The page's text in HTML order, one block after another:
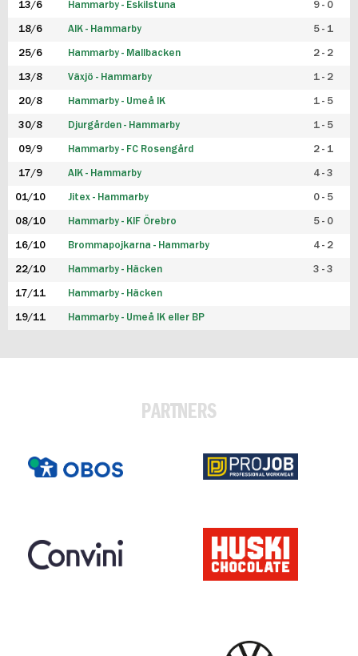
13/6 Hammarby - Eskilstuna 9 - 0
18/6 AIK - Hammarby 5 - 1
25/6 Hammarby - Mallbacken 2 - 2
13/8 Växjö - Hammarby 1 - 2
20/8 Hammarby - Umeå IK 1 - 5
30/8 Djurgården - Hammarby 1 - 5
09/9 Hammarby - FC Rosengård 2 - 1
17/9 AIK - Hammarby 4 - 3
01/10 Jitex - Hammarby 0 - 5
08/10 Hammarby - KIF Örebro 5 - 0
16/10 Brommapojkarna - Hammarby 4 - 2
22/10 Hammarby - Häcken 3 - 3
17/11 Hammarby - Häcken
19/11 Hammarby - Umeå IK eller BP
PARTNERS